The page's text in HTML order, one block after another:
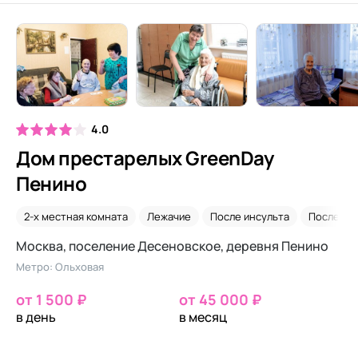
4.0
Дом престарелых GreenDay
Пенино
2-х местная комната Лежачие После инсульта После
Москва, поселение Десеновское, деревня Пенино
Метро: Ольховая
от 1 500 ₽
в день
от 45 000 ₽
в месяц